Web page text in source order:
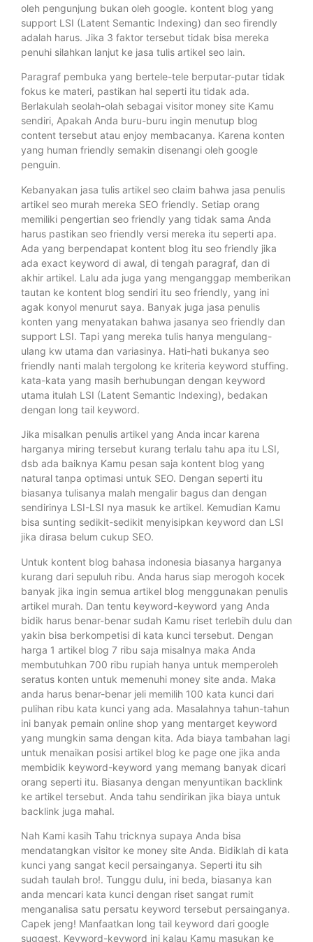
oleh pengunjung bukan oleh google. kontent blog yang
support LSI (Latent Semantic Indexing) dan seo firendly
adalah harus. Jika 3 faktor tersebut tidak bisa mereka
penuhi silahkan lanjut ke jasa tulis artikel seo lain.
Paragraf pembuka yang bertele-tele berputar-putar tidak
fokus ke materi, pastikan hal seperti itu tidak ada.
Berlakulah seolah-olah sebagai visitor money site Kamu
sendiri, Apakah Anda buru-buru ingin menutup blog
content tersebut atau enjoy membacanya. Karena konten
yang human friendly semakin disenangi oleh google
penguin.
Kebanyakan jasa tulis artikel seo claim bahwa jasa penulis
artikel seo murah mereka SEO friendly. Setiap orang
memiliki pengertian seo friendly yang tidak sama Anda
harus pastikan seo friendly versi mereka itu seperti apa.
Ada yang berpendapat kontent blog itu seo friendly jika
ada exact keyword di awal, di tengah paragraf, dan di
akhir artikel. Lalu ada juga yang menganggap memberikan
tautan ke kontent blog sendiri itu seo friendly, yang ini
agak konyol menurut saya. Banyak juga jasa penulis
konten yang menyatakan bahwa jasanya seo friendly dan
support LSI. Tapi yang mereka tulis hanya mengulang-
ulang kw utama dan variasinya. Hati-hati bukanya seo
friendly nanti malah tergolong ke kriteria keyword stuffing.
kata-kata yang masih berhubungan dengan keyword
utama itulah LSI (Latent Semantic Indexing), bedakan
dengan long tail keyword.
Jika misalkan penulis artikel yang Anda incar karena
harganya miring tersebut kurang terlalu tahu apa itu LSI,
dsb ada baiknya Kamu pesan saja kontent blog yang
natural tanpa optimasi untuk SEO. Dengan seperti itu
biasanya tulisanya malah mengalir bagus dan dengan
sendirinya LSI-LSI nya masuk ke artikel. Kemudian Kamu
bisa sunting sedikit-sedikit menyisipkan keyword dan LSI
jika dirasa belum cukup SEO.
Untuk kontent blog bahasa indonesia biasanya harganya
kurang dari sepuluh ribu. Anda harus siap merogoh kocek
banyak jika ingin semua artikel blog menggunakan penulis
artikel murah. Dan tentu keyword-keyword yang Anda
bidik harus benar-benar sudah Kamu riset terlebih dulu dan
yakin bisa berkompetisi di kata kunci tersebut. Dengan
harga 1 artikel blog 7 ribu saja misalnya maka Anda
membutuhkan 700 ribu rupiah hanya untuk memperoleh
seratus konten untuk memenuhi money site anda. Maka
anda harus benar-benar jeli memilih 100 kata kunci dari
pulihan ribu kata kunci yang ada. Masalahnya tahun-tahun
ini banyak pemain online shop yang mentarget keyword
yang mungkin sama dengan kita. Ada biaya tambahan lagi
untuk menaikan posisi artikel blog ke page one jika anda
membidik keyword-keyword yang memang banyak dicari
orang seperti itu. Biasanya dengan menyuntikan backlink
ke artikel tersebut. Anda tahu sendirikan jika biaya untuk
backlink juga mahal.
Nah Kami kasih Tahu tricknya supaya Anda bisa
mendatangkan visitor ke money site Anda. Bidiklah di kata
kunci yang sangat kecil persainganya. Seperti itu sih
sudah taulah bro!. Tunggu dulu, ini beda, biasanya kan
anda mencari kata kunci dengan riset sangat rumit
menganalisa satu persatu keyword tersebut persainganya.
Capek jeng! Manfaatkan long tail keyword dari google
suggest. Keyword-keyword ini kalau Kamu masukan ke